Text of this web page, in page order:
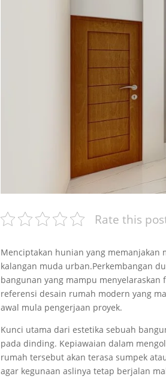
Rate this
Menciptakan hunian yang
kalangan muda urban.Perkembangan
bangunan yang mampu
referensi desain rumah modern yang
awal mula pengerjaan proyek.
Kunci utama dari estetika sebuah
pada dinding. Kepiawaian dalam
rumah tersebut akan terasa sumpek
agar kegunaan aslinya tetap berjalan